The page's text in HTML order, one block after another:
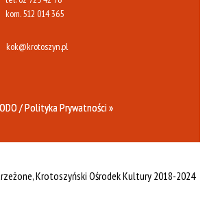
kom.512 014 365
kok@krotoszyn.pl
/ Polityka Prywatności »
Krotoszyński Ośrodek Kultury 2018-2024